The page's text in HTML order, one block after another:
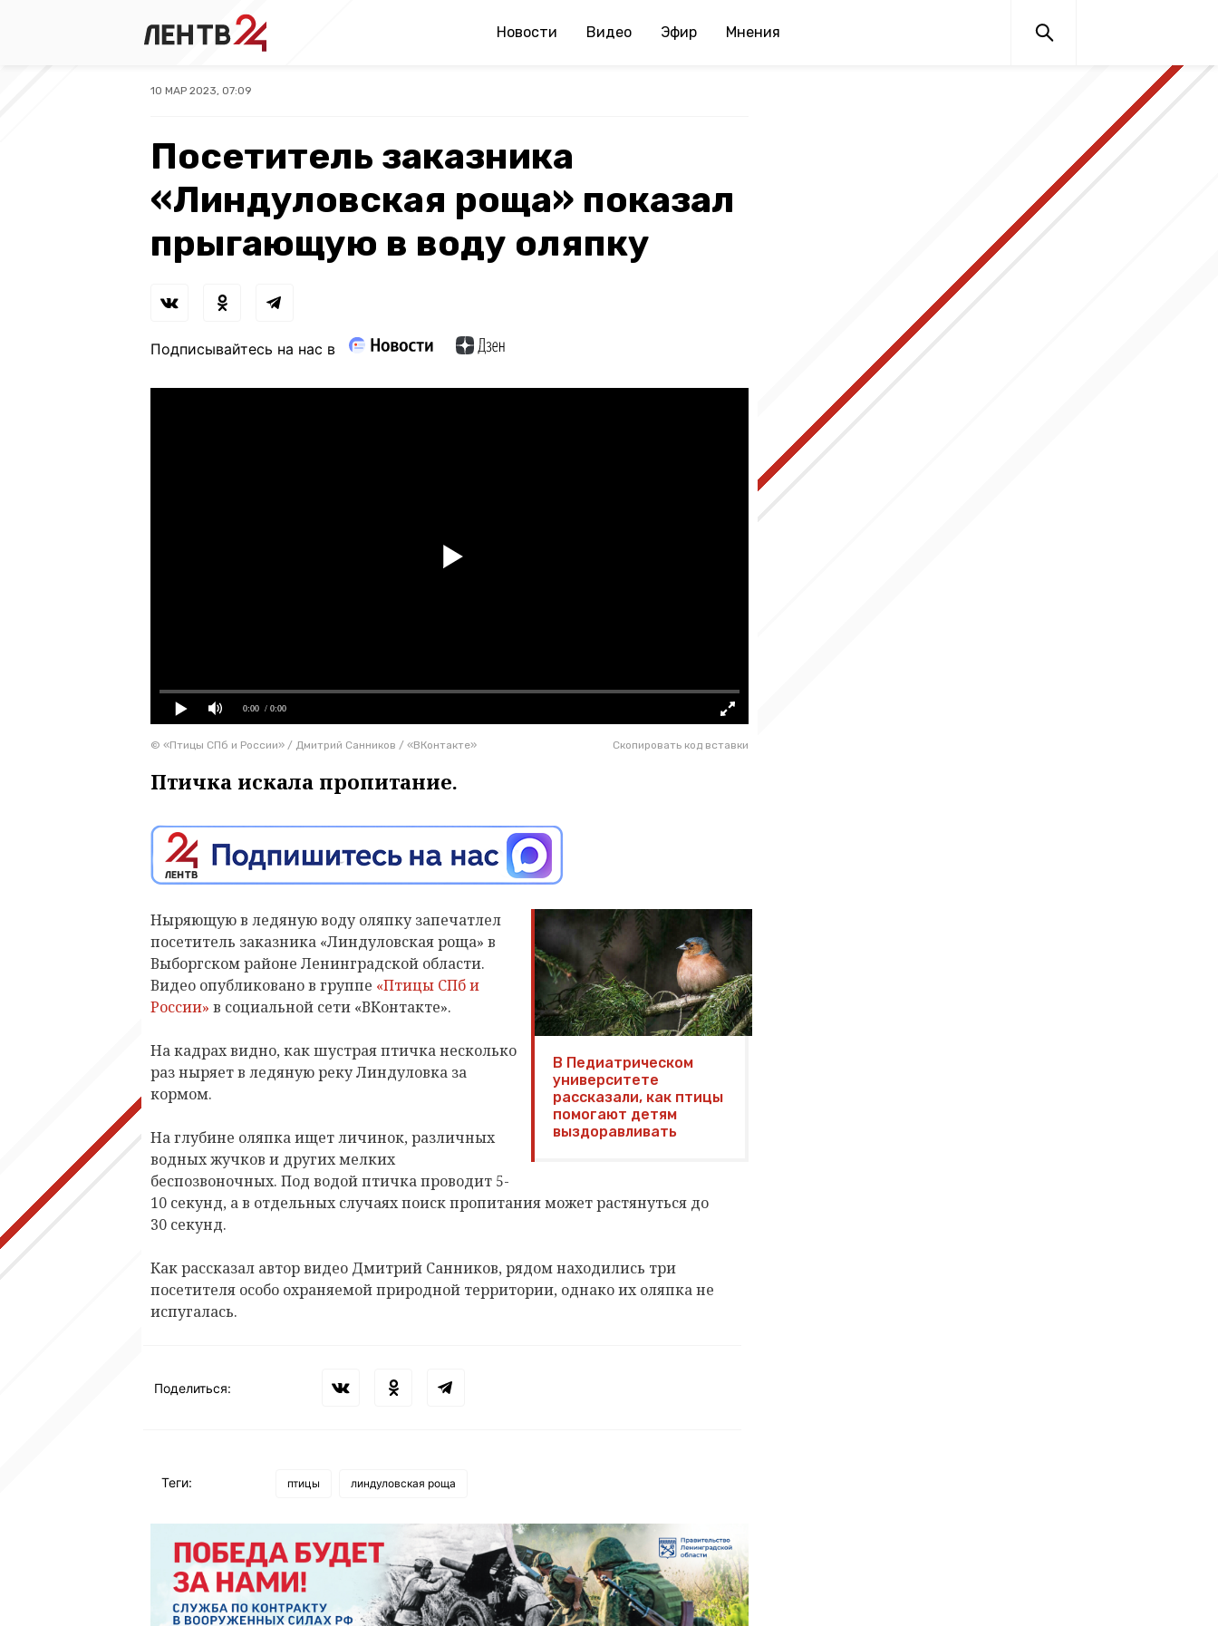
Новости Видео Эфир Мнения
10 МАР 2023, 07:09
Посетитель заказника
«Линдуловская роща» показал
прыгающую в воду оляпку
Подписывайтесь на нас в
0:00 / 0:00
Скопировать код вставки
© «Птицы СПб и России» / Дмитрий Санников / «ВКонтакте»
Птичка искала пропитание.
В Педиатрическом
университете
рассказали, как птицы
помогают детям
выздоравливать
Ныряющую в ледяную воду оляпку запечатлел
посетитель заказника «Линдуловская роща» в
Выборгском районе Ленинградской области.
Видео опубликовано в группе «Птицы СПб и
России» в социальной сети «ВКонтакте».
На кадрах видно, как шустрая птичка несколько
раз ныряет в ледяную реку Линдуловка за
кормом.
На глубине оляпка ищет личинок, различных
водных жучков и других мелких
беспозвоночных. Под водой птичка проводит 5-
10 секунд, а в отдельных случаях поиск пропитания может растянуться до
30 секунд.
Как рассказал автор видео Дмитрий Санников, рядом находились три
посетителя особо охраняемой природной территории, однако их оляпка не
испугалась.
Поделиться:
Теги: птицы линдуловская роща